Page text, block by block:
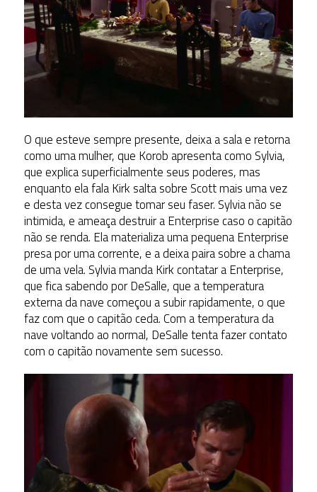
O que esteve sempre presente, deixa a sala e retorna
como uma mulher, que Korob apresenta como Sylvia,
que explica superficialmente seus poderes, mas
enquanto ela fala Kirk salta sobre Scott mais uma vez
e desta vez consegue tomar seu faser. Sylvia não se
intimida, e ameaça destruir a Enterprise caso o capitão
não se renda. Ela materializa uma pequena Enterprise
presa por uma corrente, e a deixa paira sobre a chama
de uma vela. Sylvia manda Kirk contatar a Enterprise,
que fica sabendo por DeSalle, que a temperatura
externa da nave começou a subir rapidamente, o que
faz com que o capitão ceda. Com a temperatura da
nave voltando ao normal, DeSalle tenta fazer contato
com o capitão novamente sem sucesso.